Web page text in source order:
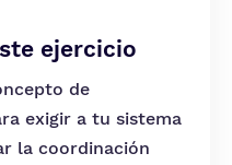
ejercicio
de
exigir a tu sistema
la coordinación